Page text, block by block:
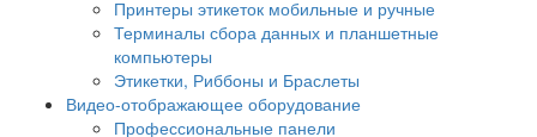
Принтеры этикеток мобильные и ручные
Терминалы сбора данных и планшетные
компьютеры
Этикетки, Риббоны и Браслеты
Видео-отображающее оборудование
Профессиональные панели